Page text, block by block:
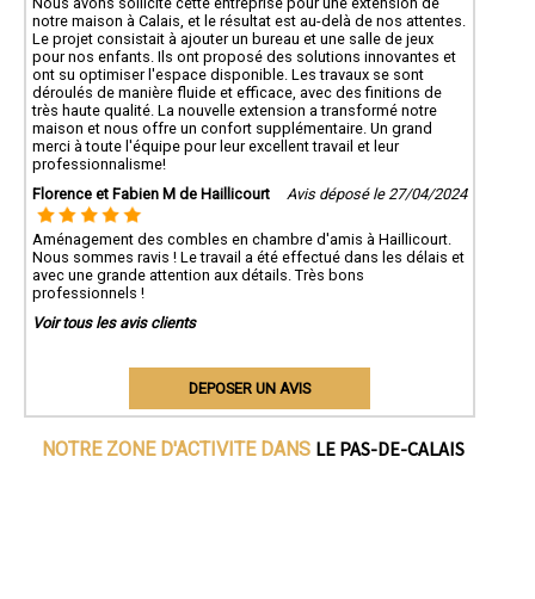
notre maison à Calais, et le résultat est au-delà de nos attentes.
Le projet consistait à ajouter un bureau et une salle de jeux
pour nos enfants. Ils ont proposé des solutions innovantes et
ont su optimiser l'espace disponible. Les travaux se sont
déroulés de manière fluide et efficace, avec des finitions de
très haute qualité. La nouvelle extension a transformé notre
maison et nous offre un confort supplémentaire. Un grand
merci à toute l'équipe pour leur excellent travail et leur
professionnalisme!
Florence et Fabien M de Haillicourt
Avis déposé le 27/04/2024
Aménagement des combles en chambre d'amis à Haillicourt.
Nous sommes ravis ! Le travail a été effectué dans les délais et
avec une grande attention aux détails. Très bons
professionnels !
Voir tous les avis clients
DEPOSER UN AVIS
NOTRE ZONE D'ACTIVITE DANS LE PAS-DE-CALAIS